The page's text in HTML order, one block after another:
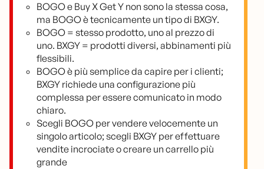
BOGO e Buy X Get Y non sono la stessa cosa,
ma BOGO è tecnicamente un tipo di BXGY.
BOGO = stesso prodotto, uno al prezzo di
uno. BXGY = prodotti diversi, abbinamenti più
flessibili.
BOGO è più semplice da capire per i clienti;
BXGY richiede una configurazione più
complessa per essere comunicato in modo
chiaro.
Scegli BOGO per vendere velocemente un
singolo articolo; scegli BXGY per effettuare
vendite incrociate o creare un carrello più
grande